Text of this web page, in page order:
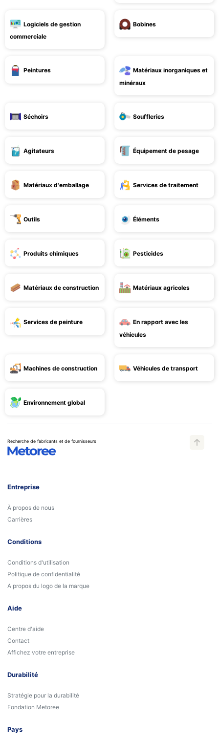
Logiciels de gestion
commerciale
Bobines
Peintures
Matériaux inorganiques et
minéraux
Séchoirs Souffleries
Agitateurs Équipement de pesage
Matériaux d'emballage Services de traitement
Outils Éléments
Produits chimiques Pesticides
Matériaux de construction Matériaux agricoles
Services de peinture
En rapport avec les
véhicules
Machines de construction Véhicules de transport
Environnement global
Recherche de fabricants et de fournisseurs
Entreprise
À propos de nous
Carrières
Conditions
Conditions d'utilisation
Politique de confidentialité
A propos du logo de la marque
Aide
Centre d'aide
Contact
Affichez votre entreprise
Durabilité
Stratégie pour la durabilité
Fondation Metoree
Pays